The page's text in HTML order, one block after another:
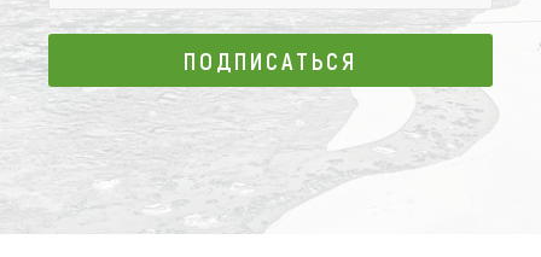
ПОДПИСАТЬСЯ
ПОДПИСАТЬСЯ